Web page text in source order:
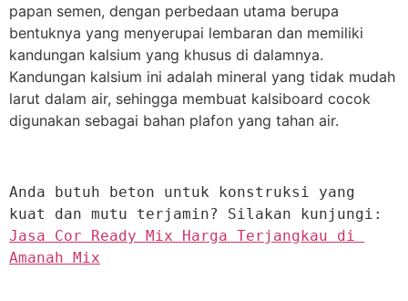
papan semen, dengan perbedaan utama berupa
bentuknya yang menyerupai lembaran dan memiliki
kandungan kalsium yang khusus di dalamnya.
Kandungan kalsium ini adalah mineral yang tidak mudah
larut dalam air, sehingga membuat kalsiboard cocok
digunakan sebagai bahan plafon yang tahan air.
Anda butuh beton untuk konstruksi yang
Jasa Cor Ready Mix Harga Terjangkau di
Amanah Mix